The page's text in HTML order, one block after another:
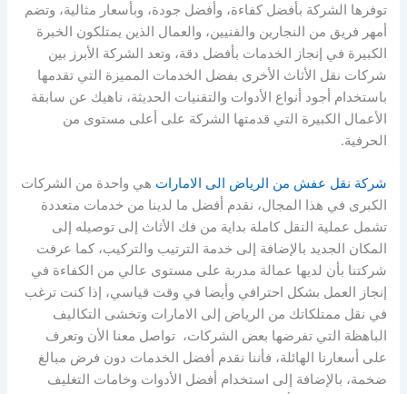
توفرها الشركة بأفضل كفاءة، وأفضل جودة، وبأسعار مثالية، وتضم
أمهر فريق من النجارين والفنيين، والعمال الذين يمتلكون الخبرة
الكبيرة في إنجاز الخدمات بأفضل دقة، وتعد الشركة الأبرز بين
شركات نقل الأثاث الأخرى بفضل الخدمات المميزة التي تقدمها
باستخدام أجود أنواع الأدوات والتقنيات الحديثة، ناهيك عن سابقة
الأعمال الكبيرة التي قدمتها الشركة على أعلى مستوى من
الحرفية.
شركة نقل عفش من الرياض الى الامارات هي واحدة من الشركات
الكبرى في هذا المجال، نقدم أفضل ما لدينا من خدمات متعددة
تشمل عملية النقل كاملة بداية من فك الأثاث إلى توصيله إلى
المكان الجديد بالإضافة إلى خدمة الترتيب والتركيب، كما عرفت
شركتنا بأن لديها عمالة مدربة على مستوى عالي من الكفاءة في
إنجاز العمل بشكل احترافي وأيضا في وقت قياسي، إذا كنت ترغب
في نقل ممتلكاتك من الرياض إلى الامارات وتخشى التكاليف
الباهظة التي تفرضها بعض الشركات، تواصل معنا الأن وتعرف
على أسعارنا الهائلة، فأننا نقدم أفضل الخدمات دون فرض مبالغ
ضخمة، بالإضافة إلى استخدام أفضل الأدوات وخامات التغليف